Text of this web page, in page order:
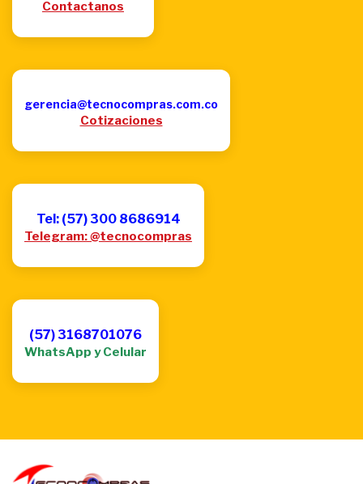
Contactanos
gerencia@tecnocompras.com.co
Cotizaciones
Tel: (57) 300 8686914
Telegram: @tecnocompras
(57) 3168701076
WhatsApp y Celular